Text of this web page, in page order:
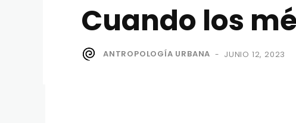
Cuando los
ANTROPOLOGÍA URBANA - JUNIO 12, 2023